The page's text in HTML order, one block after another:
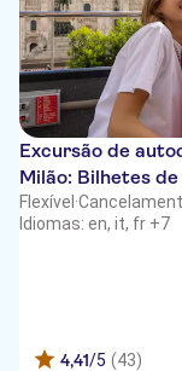
Excursão de
Milão: Bilhetes
Flexível ·
Idiomas: en, it, fr +7
4,41/5 (43)